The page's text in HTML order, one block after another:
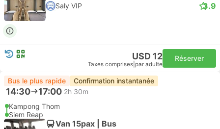
Saly VIP 3.9
USD 12
Taxes comprises par adulte
Réserver
Bus le plus rapide Confirmation instantanée
14:30 17:00 2h 30m
Kampong Thom
Siem Reap
Van 15pax | Bus